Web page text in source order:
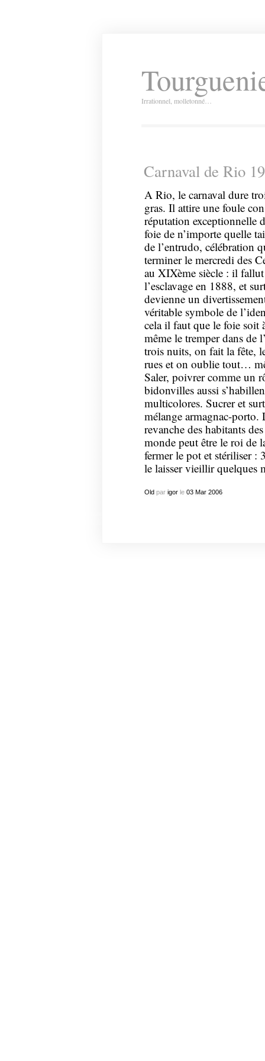
Irrationnel, molletonné…
Carnaval de Rio
A Rio, le carnaval dure
gras. Il attire une foule
réputation exceptionnelle
foie de n’importe quelle
de l’entrudo, célébration
terminer le mercredi des
au XIXème siècle : il
l’esclavage en 1888, et
devienne un
véritable symbole de
cela il faut que le foie soit
même le tremper dans de
trois nuits, on fait la fête,
rues et on oublie tout…
Saler, poivrer comme un
bidonvilles aussi
multicolores. Sucrer et
mélange armagnac-porto.
revanche des habitants
monde peut être le roi de
fermer le pot et stériliser :
le laisser vieillir quelques
Oldpar igorle 03 Mar 2006